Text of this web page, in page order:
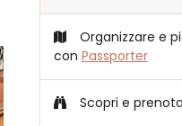
Organizzare e
con Passporter
Scopri e